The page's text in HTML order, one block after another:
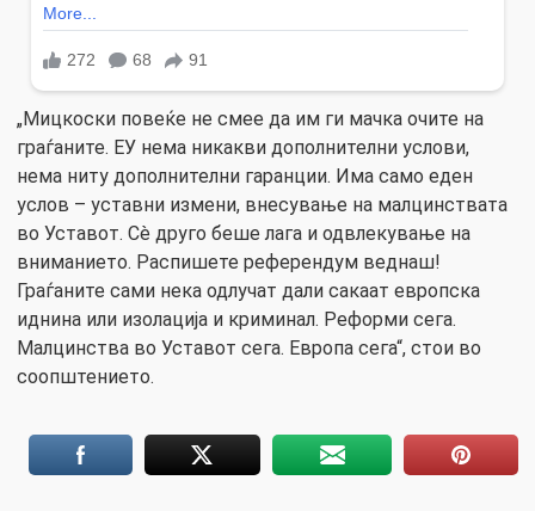
„Мицкоски повеќе не смее да им ги мачка очите на
граѓаните. ЕУ нема никакви дополнителни услови,
нема ниту дополнителни гаранции. Има само еден
услов – уставни измени, внесување на малцинствата
во Уставот. Сè друго беше лага и одвлекување на
вниманието. Распишете референдум веднаш!
Граѓаните сами нека одлучат дали сакаат европска
иднина или изолација и криминал. Реформи сега.
Малцинства во Уставот сега. Европа сега“, стои во
соопштението.